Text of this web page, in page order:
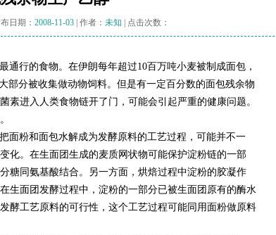
布日期： 2008-11-03 | 作者： 未知 | 点击次数：
行的食物。在伊朗每年超过10百万吨小麦被制成面包，
部分被收集做动物饲料。但是有一定百分数的面包残余物
素进入人类食物链开了门，可能会引起严重的健康问题。
粉和面包水解成为发酵原料的工艺过程，可能并不一
化。在生面团生成的麦质网状物可能保护淀粉链的一部
糖同氨基酸结合。另一方面，烘焙过程中淀粉的胶凝作
生面团发酵过程中，淀粉的一部分已被生面团原有的酶水
酵工艺原料的可行性，这个工艺过程可能同用面粉做原料